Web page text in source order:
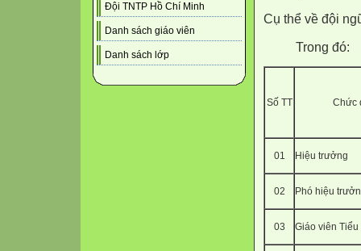
Đội TNTP Hồ Chí Minh
Danh sách giáo viên
Danh sách lớp
Cụ thể về đội
Trong đó:
Số TT Chức
01 Hiệu trưởng
02 Phó hiệu
03 Giáo viên Tiểu